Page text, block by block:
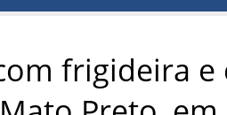
frigideira e